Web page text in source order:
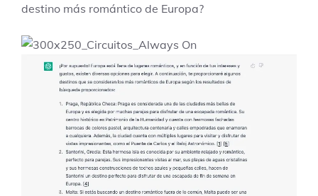
destino más romántico de Europa?